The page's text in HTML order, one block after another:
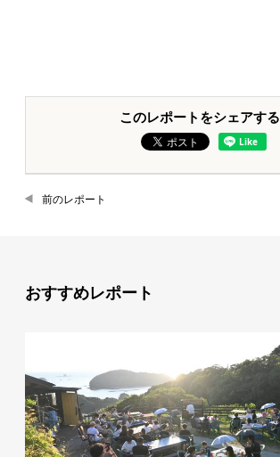
このレポートをシェアする
前のレポート
おすすめレポート